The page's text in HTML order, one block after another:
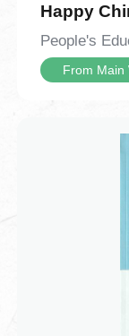
Chinese
(Turma
Class Hours
Teaching
排版时按
还能拆分
复试验改
也用充满
活可感。
时间线，
到，很多
常里的一
Idiom-
m
本视频为
开始，逐
丘吉尔经
声调抬高
相反，一
听众情绪
了声调节
抑扬顿
Happy
People's
From Main